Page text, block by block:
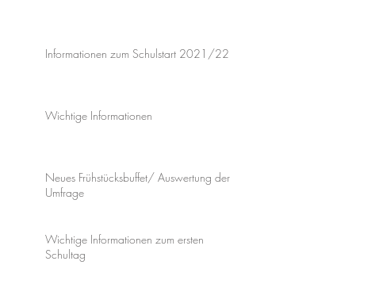
Informationen zum Schulstart 2021/22
Wichtige Informationen
Neues Frühstücksbuffet/ Auswertung der
Umfrage
Wichtige Informationen zum ersten
Schultag